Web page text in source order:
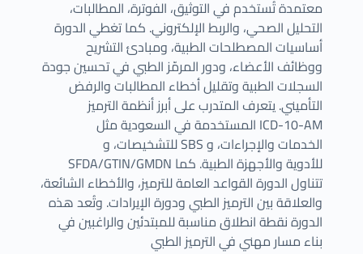
معتمدة تُستخدم في التوثيق، الفوترة، المطالبات،
التحليل الصحي، والربط الإلكتروني. كما تغطي الدورة
أساسيات المصطلحات الطبية، ومبادئ التشريح
ووظائف الأعضاء، ودور المرمّز الطبي في تحسين جودة
السجلات الطبية وتقليل أخطاء المطالبات والرفض
التأميني. يتعرف المتدرب على أبرز أنظمة الترميز
المستخدمة في السعودية مثل ICD-10-AM
للتشخيصات، و SBS الخدمات والإجراءات، و
SFDA/GTIN/GMDN للأدوية والأجهزة الطبية. كما
تتناول الدورة القواعد العامة للترميز، والأخطاء الشائعة،
والعلاقة بين الترميز الطبي ودورة الإيرادات. وتُعد هذه
الدورة نقطة انطلاق مناسبة للمبتدئين والراغبين في
بناء مسار مهني في الترميز الطبي